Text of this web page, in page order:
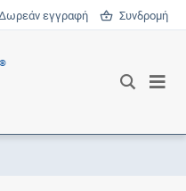
εγγραφή Συνδρομή
®